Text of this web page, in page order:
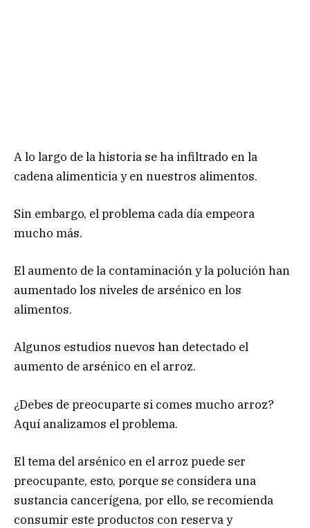
A lo largo de la historia se ha infiltrado en la
cadena alimenticia y en nuestros alimentos.
Sin embargo, el problema cada día empeora
mucho más.
El aumento de la contaminación y la polución han
aumentado los niveles de arsénico en los
alimentos.
Algunos estudios nuevos han detectado el
aumento de arsénico en el arroz.
¿Debes de preocuparte si comes mucho arroz?
Aquí analizamos el problema.
El tema del arsénico en el arroz puede ser
preocupante, esto, porque se considera una
sustancia cancerígena, por ello, se recomienda
consumir este productos con reserva y